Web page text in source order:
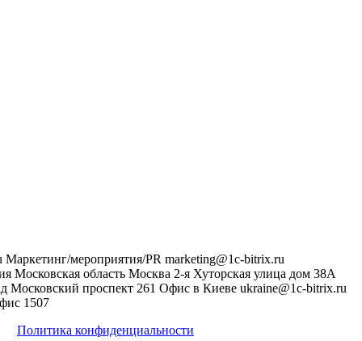
Маркетинг/мероприятия/PR marketing@1c-bitrix.ru
Московская область Москва 2-я Хуторская улица дом 38А
Московский проспект 261 Офис в Киеве ukraine@1c-bitrix.ru
1507
Политика конфиденциальности